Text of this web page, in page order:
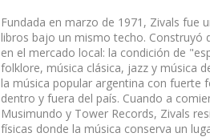
Fundada en marzo de 1971, Zivals fue
libros bajo un mismo techo. Construyó
en el mercado local: la condición de
folklore, música clásica, jazz y música
la música popular argentina con fuerte
dentro y fuera del país. Cuando a
Musimundo y Tower Records, Zivals
físicas donde la música conserva un